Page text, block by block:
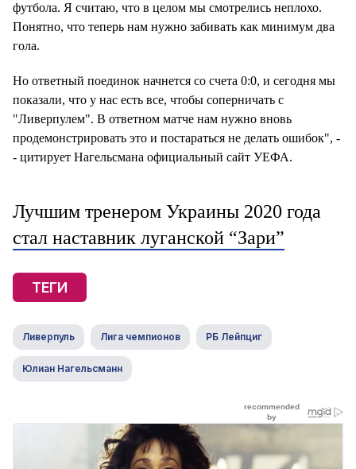
футбола. Я считаю, что в целом мы смотрелись неплохо.
Понятно, что теперь нам нужно забивать как минимум два
гола.
Но ответный поединок начнется со счета 0:0, и сегодня мы
показали, что у нас есть все, чтобы соперничать с
"Ливерпулем". В ответном матче нам нужно вновь
продемонстрировать это и постараться не делать ошибок", -
- цитирует Нагельсмана официальный сайт УЕФА.
Лучшим тренером Украины 2020 года
стал наставник луганской “Зари”
ТЕГИ
Ливерпуль Лига чемпионов РБ Лейпциг
Юлиан Нагельсманн